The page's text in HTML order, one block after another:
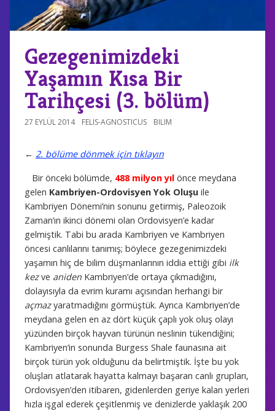
Gezegenimizdeki
Yaşamın Kısa Bir
Tarihçesi (3. bölüm)
27 EYLÜL 2014 FELIS-AGNOSTICUS BILIM
← 2. bölüme dönmek için tıklayın
Bir önceki bölümde, 488 milyon yıl önce meydana
gelen Kambriyen-Ordovisyen Yok Oluşu ile
Kambriyen Dönemi’nin sonunu getirmiş, Paleozoik
Zaman’ın ikinci dönemi olan Ordovisyen’e kadar
gelmiştik. Tabi bu arada Kambriyen ve Kambriyen
öncesi canlılarını tanımış; böylece gezegenimizdeki
yaşamın hiç de bilim düşmanlarının iddia ettiği gibi ilk
kezve aniden Kambriyen’de ortaya çıkmadığını,
dolayısıyla da evrim kuramı açısından herhangi bir
açmazyaratmadığını görmüştük. Ayrıca Kambriyen’de
meydana gelen en az dört küçük çaplı yok oluş olayı
yüzünden birçok hayvan türünün neslinin tükendiğini;
Kambriyen’in sonunda Burgess Shale faunasına ait
birçok türün yok olduğunu da belirtmiştik. İşte bu yok
oluşları atlatarak hayatta kalmayı başaran canlı grupları,
Ordovisyen’den itibaren, gidenlerden geriye kalan yerleri
hızla işgal ederek çeşitlenmiş ve denizlerde yaklaşık 200